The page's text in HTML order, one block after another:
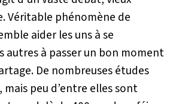
Véritable phénomène de
aider les uns à se
autres à passer un bon moment
De nombreuses études
peu d’entre elles sont